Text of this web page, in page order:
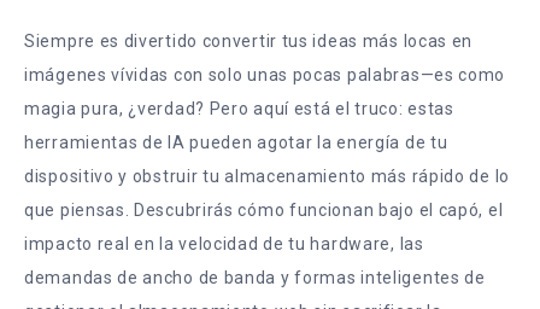
Siempre es divertido convertir tus ideas más locas en
imágenes vívidas con solo unas pocas palabras—es como
magia pura, ¿verdad? Pero aquí está el truco: estas
herramientas de IA pueden agotar la energía de tu
dispositivo y obstruir tu almacenamiento más rápido de lo
que piensas. Descubrirás cómo funcionan bajo el capó, el
impacto real en la velocidad de tu hardware, las
demandas de ancho de banda y formas inteligentes de